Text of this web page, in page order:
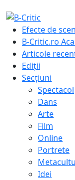
to
content
Primary
Menu
Efecte de
B-Critic.ro
Articole
Ediții
Secțiuni
Spectacol
Dans
Arte
Film
Online
Portrete
Idei